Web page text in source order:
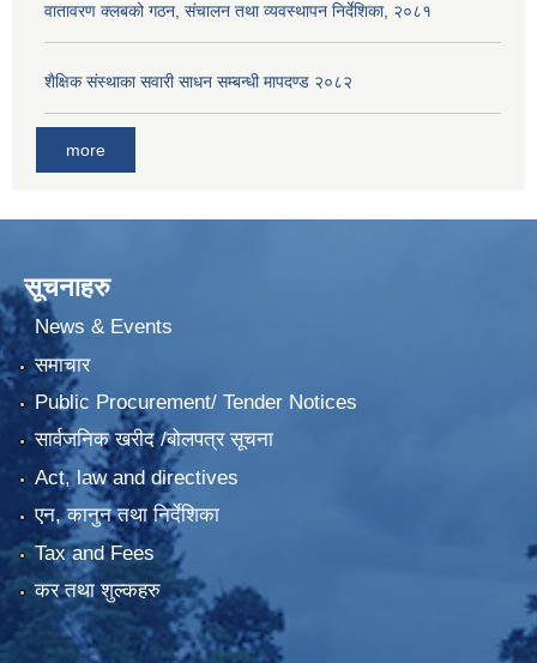
वातावरण क्लबको गठन, संचालन तथा व्यवस्थापन निर्देशिका, २०८१
शैक्षिक संस्थाका सवारी साधन सम्बन्धी मापदण्ड २०८२
more
सूचनाहरु
News & Events
समाचार
Public Procurement/ Tender Notices
सार्वजनिक खरीद /बोलपत्र सूचना
Act, law and directives
एन, कानुन तथा निर्देशिका
Tax and Fees
कर तथा शुल्कहरु